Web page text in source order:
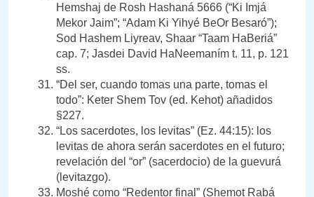
Hemshaj de Rosh Hashaná 5666 (“Ki Imjá
Mekor Jaim”; “Adam Ki Yihyé BeOr Besaró”);
Sod Hashem Liyreav, Shaar “Taam HaBeriá”
cap. 7; Jasdei David HaNeemaním t. 11, p. 121
ss.
“Del ser, cuando tomas una parte, tomas el
todo”: Keter Shem Tov (ed. Kehot) añadidos
§227.
“Los sacerdotes, los levitas” (Ez. 44:15): los
levitas de ahora serán sacerdotes en el futuro;
revelación del “or” (sacerdocio) de la guevurá
(levitazgo).
Moshé como “Redentor final” (Shemot Rabá